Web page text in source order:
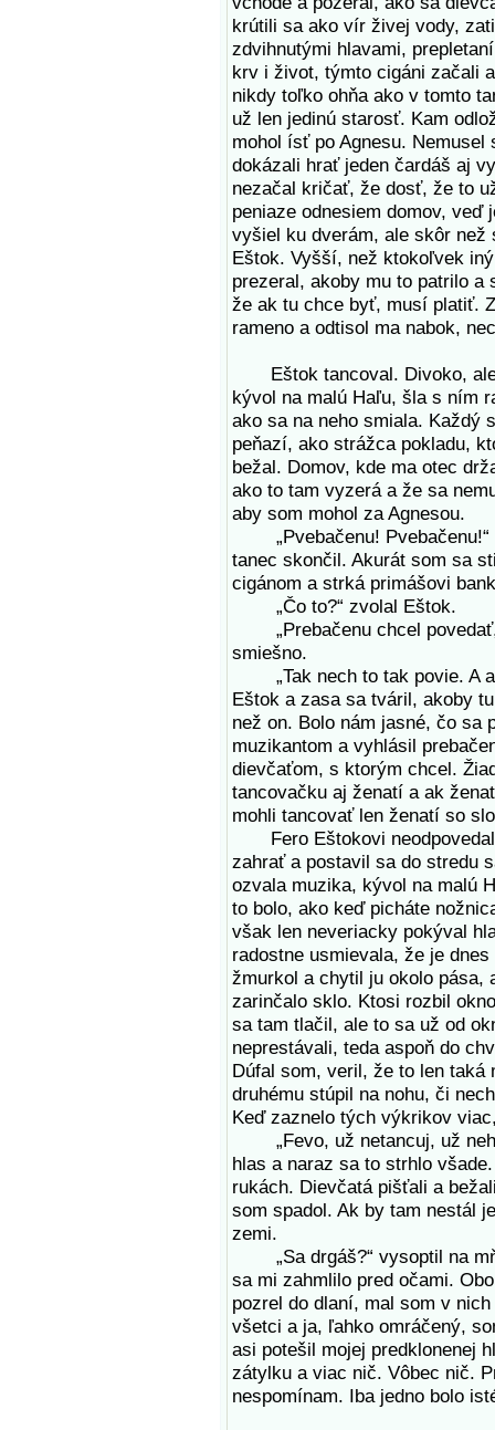
krútili sa ako vír živej vody,
zdvihnutými hlavami,
krv i život, týmto cigáni začali
nikdy toľko ohňa ako v tomto
už len jedinú starosť. Kam
mohol ísť po Agnesu.
dokázali hrať jeden čardáš aj
nezačal kričať, že dosť, že to
peniaze odnesiem domov,
vyšiel ku dverám, ale skôr
Eštok. Vyšší, než ktokoľvek
prezeral, akoby mu to patrilo a
že ak tu chce byť, musí platiť.
rameno a odtisol ma nabok,
Eštok tancoval. Divoko, ale
kývol na malú Haľu, šla s ním
ako sa na neho smiala. Každý
peňazí, ako strážca pokladu,
bežal. Domov, kde ma otec
ako to tam vyzerá a že sa
aby som mohol za Agnesou.
„Pvebačenu! Pvebačenu!“
tanec skončil. Akurát som sa
cigánom a strká primášovi
„Čo to?“ zvolal Eštok.
„Prebačenu chcel
smiešno.
„Tak nech to tak povie. A
Eštok a zasa sa tváril, akoby
než on. Bolo nám jasné, čo sa
muzikantom a vyhlásil
dievčaťom, s ktorým chcel.
tancovačku aj ženatí a ak
mohli tancovať len ženatí so
Fero Eštokovi neodpovedal.
zahrať a postavil sa do stredu
ozvala muzika, kývol na malú
to bolo, ako keď picháte
však len neveriacky pokýval
radostne usmievala, že je
žmurkol a chytil ju okolo pása,
zarinčalo sklo. Ktosi rozbil
sa tam tlačil, ale to sa už od
neprestávali, teda aspoň do
Dúfal som, veril, že to len taká
druhému stúpil na nohu, či
Keď zaznelo tých výkrikov
„Fevo, už netancuj, už
hlas a naraz sa to strhlo
rukách. Dievčatá pišťali a
som spadol. Ak by tam nestál
zemi.
„Sa drgáš?“ vysoptil na
sa mi zahmlilo pred očami.
pozrel do dlaní, mal som v
všetci a ja, ľahko omráčený,
asi potešil mojej predklonenej
zátylku a viac nič. Vôbec nič.
nespomínam. Iba jedno bolo